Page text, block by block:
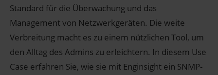
Standard für die Überwachung und das
Management von Netzwerkgeräten. Die weite
Verbreitung macht es zu einem nützlichen Tool, um
den Alltag des Admins zu erleichtern. In diesem Use
Case erfahren Sie, wie sie mit Enginsight ein SNMP-